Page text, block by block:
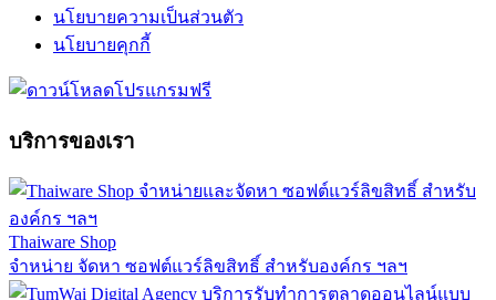
นโยบายความเป็นส่วนตัว
นโยบายคุกกี้
บริการของเรา
Thaiware Shop
จำหน่าย จัดหา ซอฟต์แวร์ลิขสิทธิ์ สำหรับองค์กร ฯลฯ